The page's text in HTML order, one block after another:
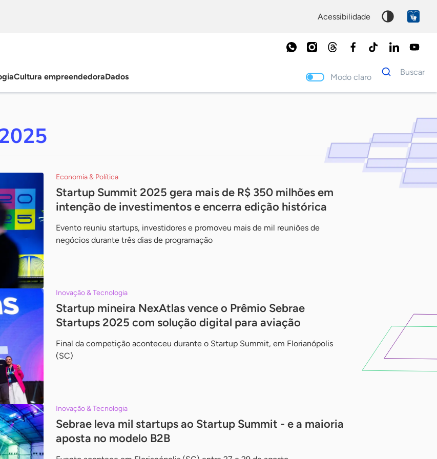
acessibilidade
Cultura empreendedoraDados Modo claro
Dados
para
Buscar
Economia & Política
Startup Summit 2025 gera mais de R$ 350 milhões em
intenção de investimentos e encerra edição histórica
Evento reuniu startups, investidores e promoveu mais de mil reuniões de
negócios durante três dias de programação
Inovação & Tecnologia
Startup mineira NexAtlas vence o Prêmio Sebrae
Startups 2025 com solução digital para aviação
Final da competição aconteceu durante o Startup Summit, em Florianópolis
(SC)
Inovação & Tecnologia
Sebrae leva mil startups ao Startup Summit - e a maioria
aposta no modelo B2B